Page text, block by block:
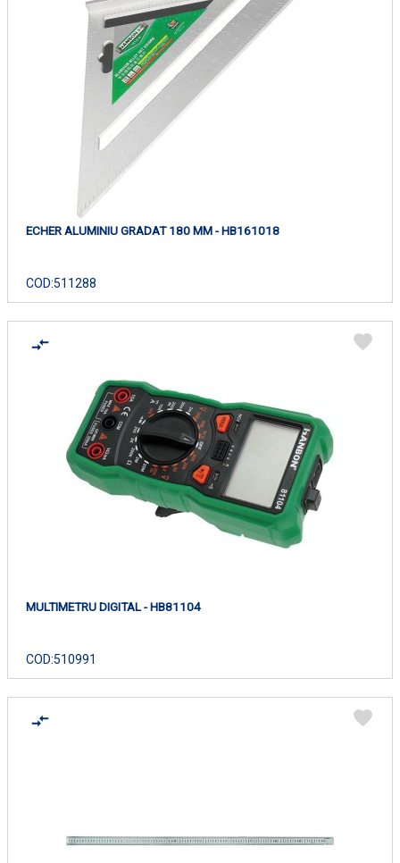
ECHER ALUMINIU GRADAT 180 MM - HB161018
COD:511288
MULTIMETRU DIGITAL - HB81104
COD:510991